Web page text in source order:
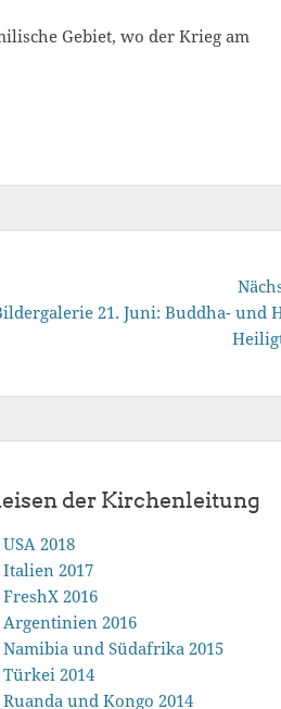
Gebiet, wo der Krieg am
21. Juni: Buddha- und
der Kirchenleitung
USA 2018
Italien 2017
FreshX 2016
Argentinien 2016
Namibia und Südafrika 2015
Türkei 2014
Ruanda und Kongo 2014